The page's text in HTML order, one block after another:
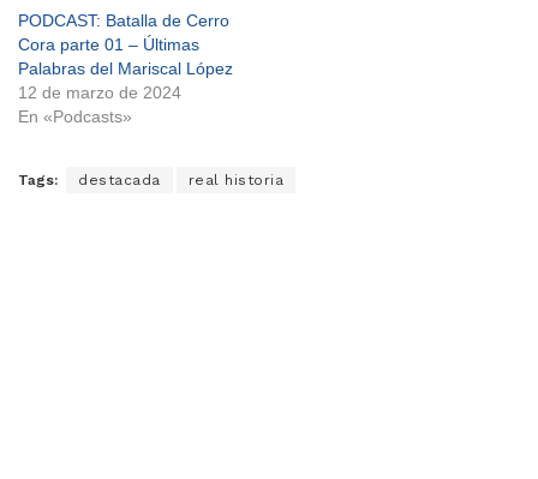
PODCAST: Batalla de Cerro
Cora parte 01 – Últimas
Palabras del Mariscal López
12 de marzo de 2024
En «Podcasts»
Tags: destacada real historia